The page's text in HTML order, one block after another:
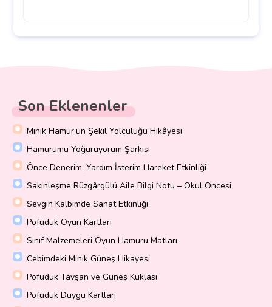
Son Eklenenler
Minik Hamur’un Şekil Yolculuğu Hikâyesi
Hamurumu Yoğuruyorum Şarkısı
Önce Denerim, Yardım İsterim Hareket Etkinliği
Sakinleşme Rüzgârgülü Aile Bilgi Notu – Okul Öncesi
Sevgin Kalbimde Sanat Etkinliği
Pofuduk Oyun Kartları
Sınıf Malzemeleri Oyun Hamuru Matları
Cebimdeki Minik Güneş Hikayesi
Pofuduk Tavşan ve Güneş Kuklası
Pofuduk Duygu Kartları